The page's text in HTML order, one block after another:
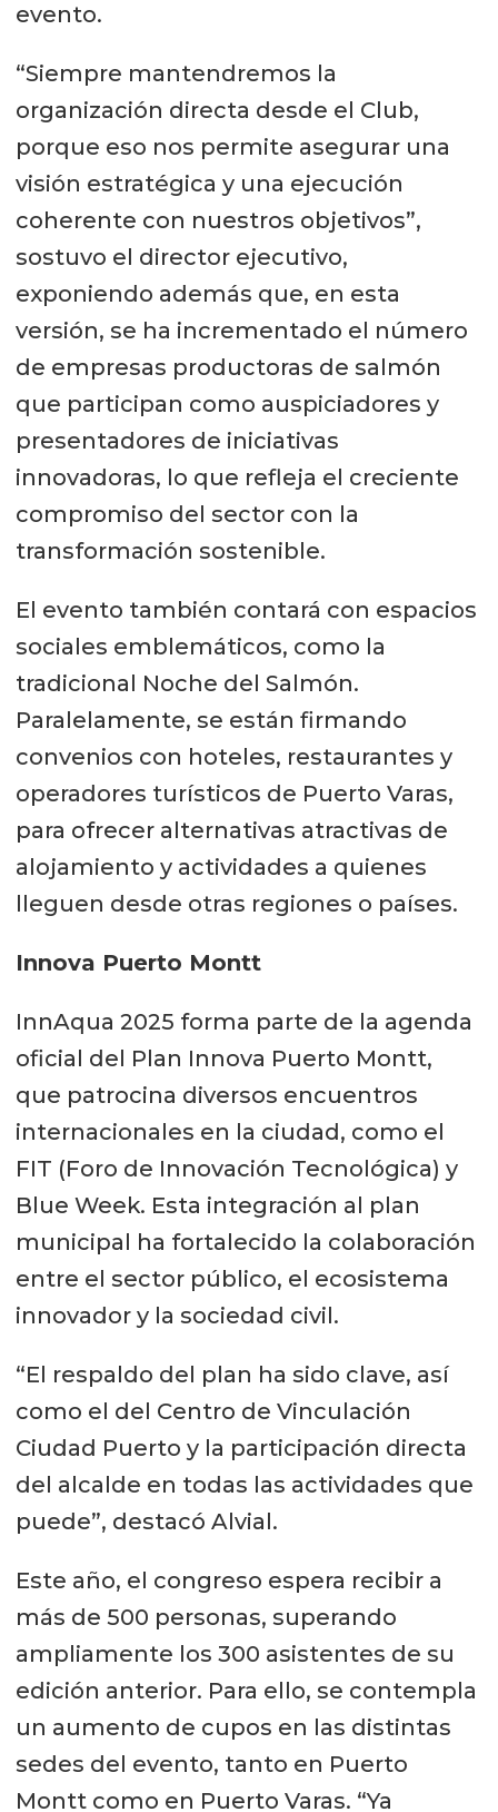
evento.
“Siempre mantendremos la
organización directa desde el Club,
porque eso nos permite asegurar una
visión estratégica y una ejecución
coherente con nuestros objetivos”,
sostuvo el director ejecutivo,
exponiendo además que, en esta
versión, se ha incrementado el número
de empresas productoras de salmón
que participan como auspiciadores y
presentadores de iniciativas
innovadoras, lo que refleja el creciente
compromiso del sector con la
transformación sostenible.
El evento también contará con espacios
sociales emblemáticos, como la
tradicional Noche del Salmón.
Paralelamente, se están firmando
convenios con hoteles, restaurantes y
operadores turísticos de Puerto Varas,
para ofrecer alternativas atractivas de
alojamiento y actividades a quienes
lleguen desde otras regiones o países.
Innova Puerto Montt
InnAqua 2025 forma parte de la agenda
oficial del Plan Innova Puerto Montt,
que patrocina diversos encuentros
internacionales en la ciudad, como el
FIT (Foro de Innovación Tecnológica) y
Blue Week. Esta integración al plan
municipal ha fortalecido la colaboración
entre el sector público, el ecosistema
innovador y la sociedad civil.
“El respaldo del plan ha sido clave, así
como el del Centro de Vinculación
Ciudad Puerto y la participación directa
del alcalde en todas las actividades que
puede”, destacó Alvial.
Este año, el congreso espera recibir a
más de 500 personas, superando
ampliamente los 300 asistentes de su
edición anterior. Para ello, se contempla
un aumento de cupos en las distintas
sedes del evento, tanto en Puerto
Montt como en Puerto Varas. “Ya